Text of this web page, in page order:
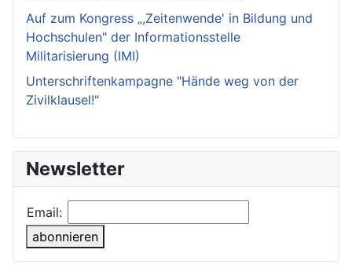
Auf zum Kongress „,Zeitenwende' in Bildung und
Hochschulen" der Informationsstelle
Militarisierung (IMI)
Unterschriftenkampagne "Hände weg von der
Zivilklausel!"
Newsletter
Email:
abonnieren